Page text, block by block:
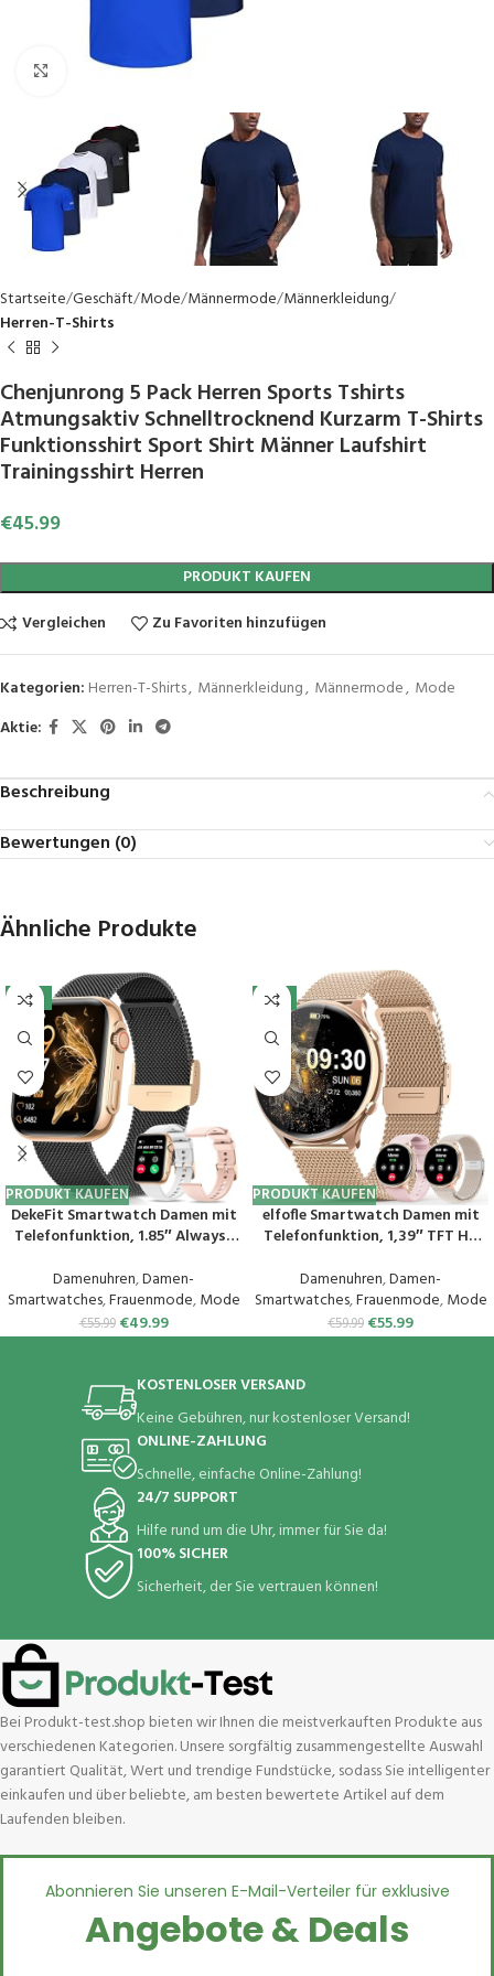
Click to enlarge
Startseite Geschäft Mode Männermode Männerkleidung
Herren-T-Shirts
Chenjunrong 5 Pack Herren Sports Tshirts
Atmungsaktiv Schnelltrocknend Kurzarm T-Shirts
Funktionsshirt Sport Shirt Männer Laufshirt
Trainingsshirt Herren
€45.99
PRODUKT KAUFEN
Vergleichen
Zu Favoriten hinzufügen
Kategorien: Herren-T-Shirts, Männerkleidung, Männermode, Mode
Aktie:
Beschreibung
Bewertungen (0)
Ähnliche Produkte
-11%
PRODUKT KAUFEN
DekeFit Smartwatch Damen mit
Telefonfunktion, 1.85″ Always-
mit
Schlafmonitor/Herzfrequenz/Sp
O2, 120+ Sportuhr IP68
Wasserdicht für iOS Android
Damenuhren,Damen-
Smartwatches,Frauenmode,Mode
€55.99 €49.99
-7%
PRODUKT KAUFEN
elfofle Smartwatch Damen mit
Telefonfunktion, 1,39″ TFT HD
mit 120 Sport SpO2 Pulsuhr
Menstruationszyklus
Schlafmonitor,Armbanduhr für
iOS Android Rosa Gold
Damenuhren,Damen-
Smartwatches,Frauenmode,Mode
€59.99 €55.99
KOSTENLOSER VERSAND
Keine Gebühren, nur kostenloser Versand!
ONLINE-ZAHLUNG
Schnelle, einfache Online-Zahlung!
24/7 SUPPORT
Hilfe rund um die Uhr, immer für Sie da!
100% SICHER
Sicherheit, der Sie vertrauen können!
Bei Produkt-test.shop bieten wir Ihnen die meistverkauften Produkte aus
verschiedenen Kategorien. Unsere sorgfältig zusammengestellte Auswahl
garantiert Qualität, Wert und trendige Fundstücke, sodass Sie intelligenter
einkaufen und über beliebte, am besten bewertete Artikel auf dem
Laufenden bleiben.
Abonnieren Sie unseren E-Mail-Verteiler für exklusive
Angebote & Deals